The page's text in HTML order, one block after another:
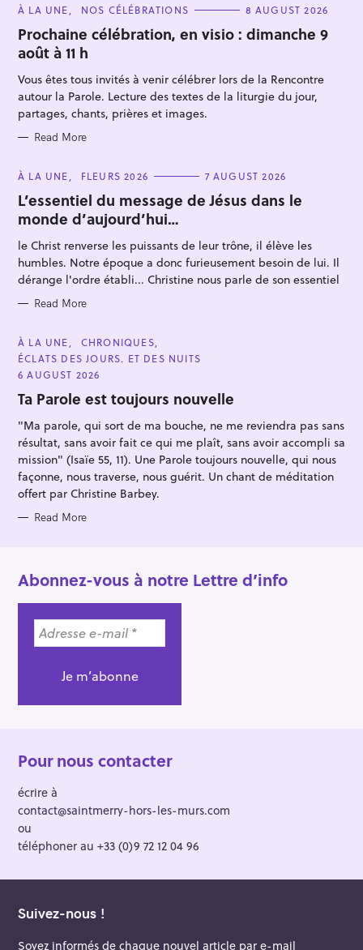
C
T
E
G
O
R
I
E
S
À LA UNE NOS CÉLÉBRATIONS 8 AUGUST 2026
Prochaine célébration, en visio : dimanche 9
août à 11 h
Vous êtes tous invités à venir célébrer lors de la Rencontre
autour la Parole. Lecture des textes de la liturgie du jour,
partages, chants, prières et images.
Read More
C
T
E
G
O
R
I
E
S
À LA UNE FLEURS 2026 7 AUGUST 2026
L’essentiel du message de Jésus dans le
monde d’aujourd’hui…
le Christ renverse les puissants de leur trône, il élève les
humbles. Notre époque a donc furieusement besoin de lui. Il
dérange l'ordre établi... Christine nous parle de son essentiel
Read More
C
A
T
E
G
O
R
E
À LA UNE
CHRONIQUES
ÉCLATS DES JOURS. ET DES NUITS
6 AUGUST 2026
Ta Parole est toujours nouvelle
"Ma parole, qui sort de ma bouche, ne me reviendra pas sans
résultat, sans avoir fait ce qui me plaît, sans avoir accompli sa
mission" (Isaïe 55, 11). Une Parole toujours nouvelle, qui nous
façonne, nous traverse, nous guérit. Un chant de méditation
offert par Christine Barbey.
Read More
Abonnez-vous à notre Lettre d’info
Pour nous contacter
écrire à
contact@saintmerry-hors-les-murs.com
ou
téléphoner au +33 (0)9 72 12 04 96
Suivez-nous !
Soyez informés de chaque nouvel article par e-mail